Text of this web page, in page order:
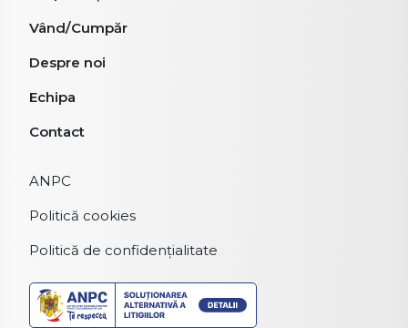
Vând/Cumpăr
Despre noi
Echipa
Contact
ANPC
Politică cookies
Politică de confidențialitate